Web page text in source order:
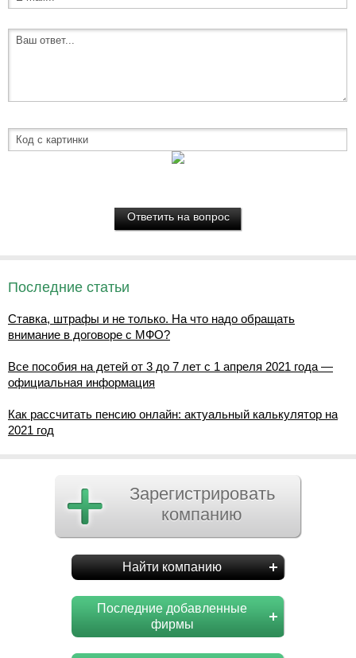
Последние статьи
Ставка, штрафы и не только. На что надо обращать
внимание в договоре с МФО?
Все пособия на детей от 3 до 7 лет с 1 апреля 2021 года —
официальная информация
Как рассчитать пенсию онлайн: актуальный калькулятор на
2021 год
Зарегистрировать
компанию
Найти компанию
Последние добавленные
фирмы